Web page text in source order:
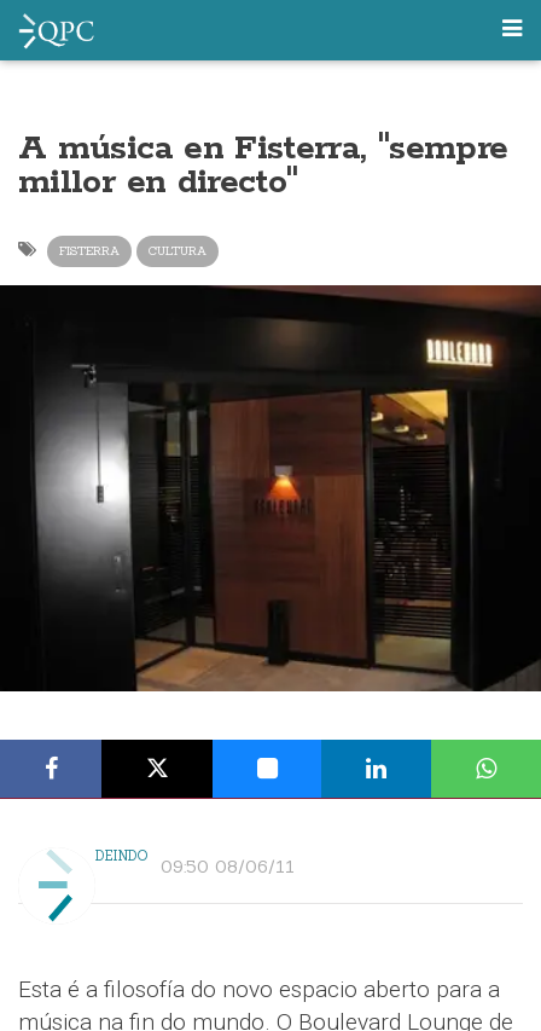
A música en Fisterra, "sempre
millor en directo"
FISTERRA CULTURA
DEINDO 09:50 08/06/11
Esta é a filosofía do novo espacio aberto para a
música na fin do mundo. O Boulevard Lounge de